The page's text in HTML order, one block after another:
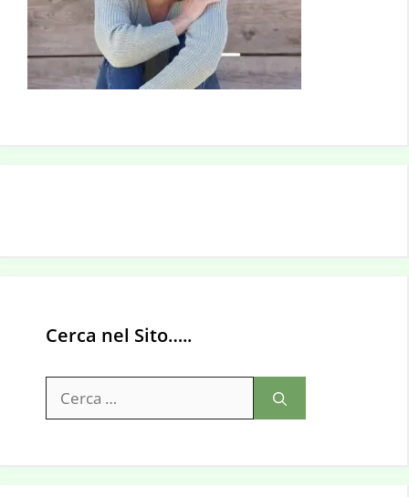
Cerca nel Sito…..
per: